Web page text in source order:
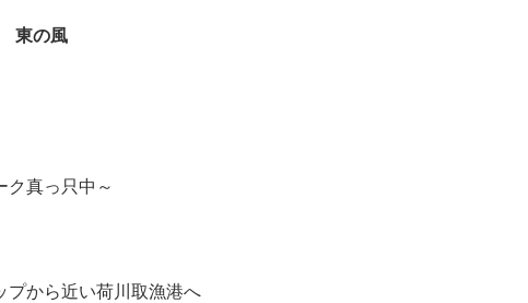
の風
ク真っ只中～
プから近い荷川取漁港へ